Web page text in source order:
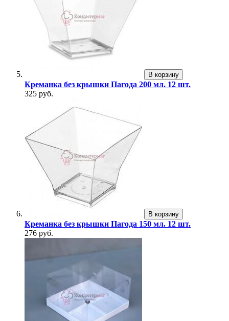
В корзину
Креманка без крышки Пагода 200 мл. 12 шт.
325 руб.
В корзину
Креманка без крышки Пагода 150 мл. 12 шт.
276 руб.